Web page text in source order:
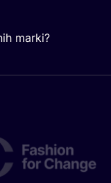
marki?